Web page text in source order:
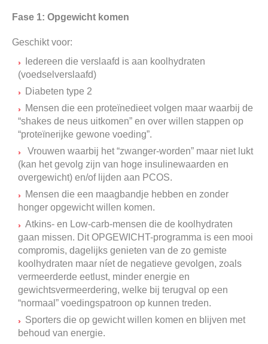
Fase 1: Opgewicht komen
Geschikt voor:
Iedereen die verslaafd is aan koolhydraten
(voedselverslaafd)
Diabeten type 2
Mensen die een proteïnedieet volgen maar waarbij de
“shakes de neus uitkomen” en over willen stappen op
“proteïnerijke gewone voeding”.
Vrouwen waarbij het “zwanger-worden” maar niet lukt
(kan het gevolg zijn van hoge insulinewaarden en
overgewicht) en/of lijden aan PCOS.
Mensen die een maagbandje hebben en zonder
honger opgewicht willen komen.
Atkins- en Low-carb-mensen die de koolhydraten
gaan missen. Dit OPGEWICHT-programma is een mooi
compromis, dagelijks genieten van de zo gemiste
koolhydraten maar níet de negatieve gevolgen, zoals
vermeerderde eetlust, minder energie en
gewichtsvermeerdering, welke bij terugval op een
“normaal” voedingspatroon op kunnen treden.
Sporters die op gewicht willen komen en blijven met
behoud van energie.